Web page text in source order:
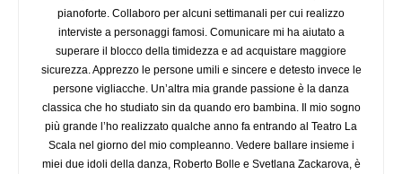
pianoforte. Collaboro per alcuni settimanali per cui realizzo
interviste a personaggi famosi. Comunicare mi ha aiutato a
superare il blocco della timidezza e ad acquistare maggiore
sicurezza. Apprezzo le persone umili e sincere e detesto invece le
persone vigliacche. Un’altra mia grande passione è la danza
classica che ho studiato sin da quando ero bambina. Il mio sogno
più grande l’ho realizzato qualche anno fa entrando al Teatro La
Scala nel giorno del mio compleanno. Vedere ballare insieme i
miei due idoli della danza, Roberto Bolle e Svetlana Zackarova, è